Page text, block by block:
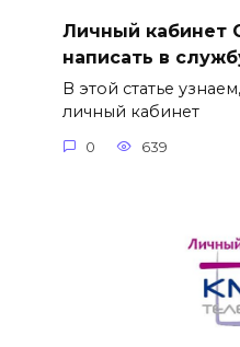
Личный кабинет
написать в
В этой статье
личный кабинет
0 639